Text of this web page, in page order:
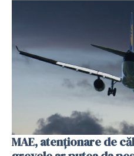
MAE, atenţionare de